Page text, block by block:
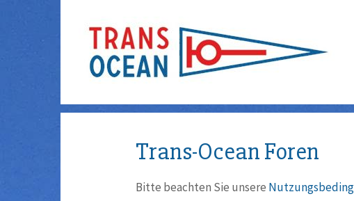
Trans-Ocean Foren
Bitte beachten Sie unsere